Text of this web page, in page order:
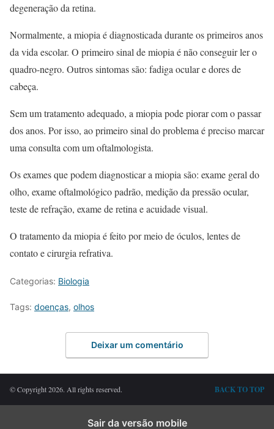
degeneração da retina.
Normalmente, a miopia é diagnosticada durante os primeiros anos
da vida escolar. O primeiro sinal de miopia é não conseguir ler o
quadro-negro. Outros sintomas são: fadiga ocular e dores de
cabeça.
Sem um tratamento adequado, a miopia pode piorar com o passar
dos anos. Por isso, ao primeiro sinal do problema é preciso marcar
uma consulta com um oftalmologista.
Os exames que podem diagnosticar a miopia são: exame geral do
olho, exame oftalmológico padrão, medição da pressão ocular,
teste de refração, exame de retina e acuidade visual.
O tratamento da miopia é feito por meio de óculos, lentes de
contato e cirurgia refrativa.
Categorias: Biologia
Tags: doenças, olhos
Deixar um comentário
© Copyright 2026. All rights reserved. BACK TO TOP
Sair da versão mobile